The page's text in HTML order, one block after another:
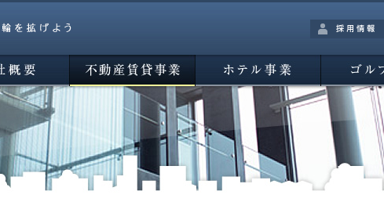
不動産賃貸事業 ホテル事業 ゴルフ事業